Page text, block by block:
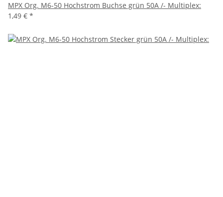
MPX Org. M6-50 Hochstrom Buchse grün 50A /- Multiplex:
1,49 € *